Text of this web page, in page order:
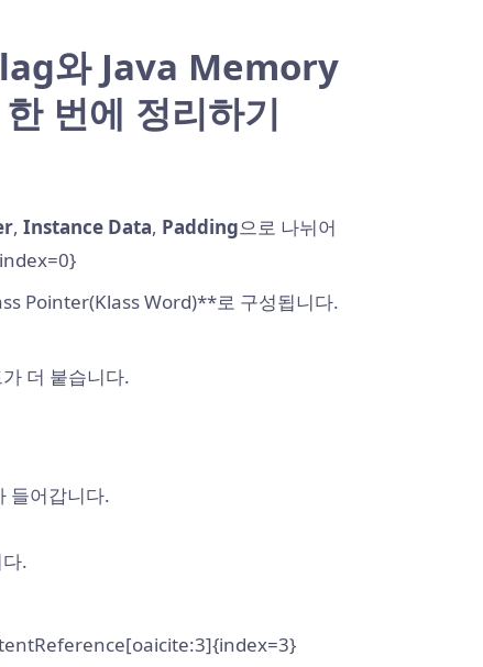
와 Java Memory
번에 정리하기
, Instance Data, Padding으로 나뉘어
Pointer(Klass Word)**로 구성됩니다.
더 붙습니다.
들어갑니다.
.